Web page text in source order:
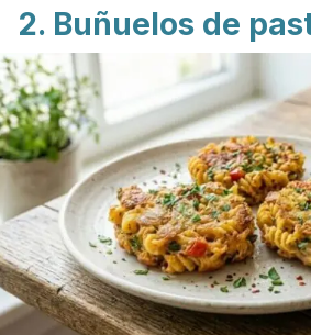
2. Buñuelos de